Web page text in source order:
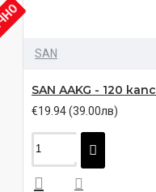
SAN
SAN AAKG - 120 капс
€19.94 (39.00лв)